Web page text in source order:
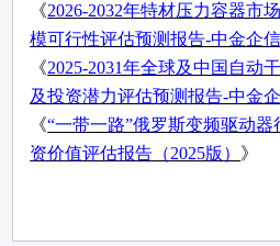
《2026-2032年特材压力容器市
模可行性评估预测报告-中金企
《2025-2031年全球及中国自动
及投资潜力评估预测报告-中金
《“一带一路”俄罗斯变频驱动
资价值评估报告（2025版） 》